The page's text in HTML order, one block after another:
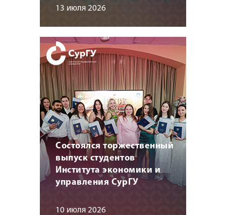
13 июля 2026
Состоялся торжественный
выпуск студентов
Института экономики и
управления СурГУ
10 июля 2026